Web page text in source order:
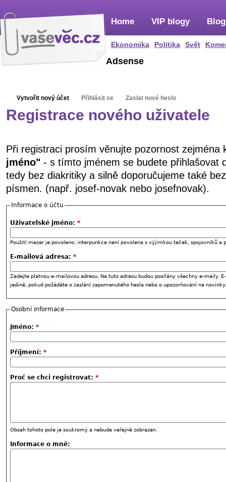
Home
Ekonomika Politika Svět
VIP blogy
Adsense
Vytvořit nový účet Přihlásit se Zaslat nové heslo
Registrace nového uživatele
Při registraci prosím věnujte pozornost zejména
jméno" - s tímto jménem se budete přihlašovat
tedy bez diakritiky a silně doporučujeme také
písmen. (např. josef-novak nebo josefnovak).
Informace o účtu
Uživatelské jméno: *
Použití mezer je povoleno; interpunkce není povolena s výjimkou teček, spojovníků a
E-mailová adresa: *
Zadejte platnou e-mailovou adresu. Na tuto adresu budou posílány všechny e-maily.
jedině, pokud požádáte o zaslání zapomenutého hesla nebo o upozorňování na novinky.
Osobní informace
Jméno: *
Příjmení: *
Proč se chci registrovat: *
Obsah tohoto pole je soukromý a nebude veřejně zobrazen.
Informace o mně: